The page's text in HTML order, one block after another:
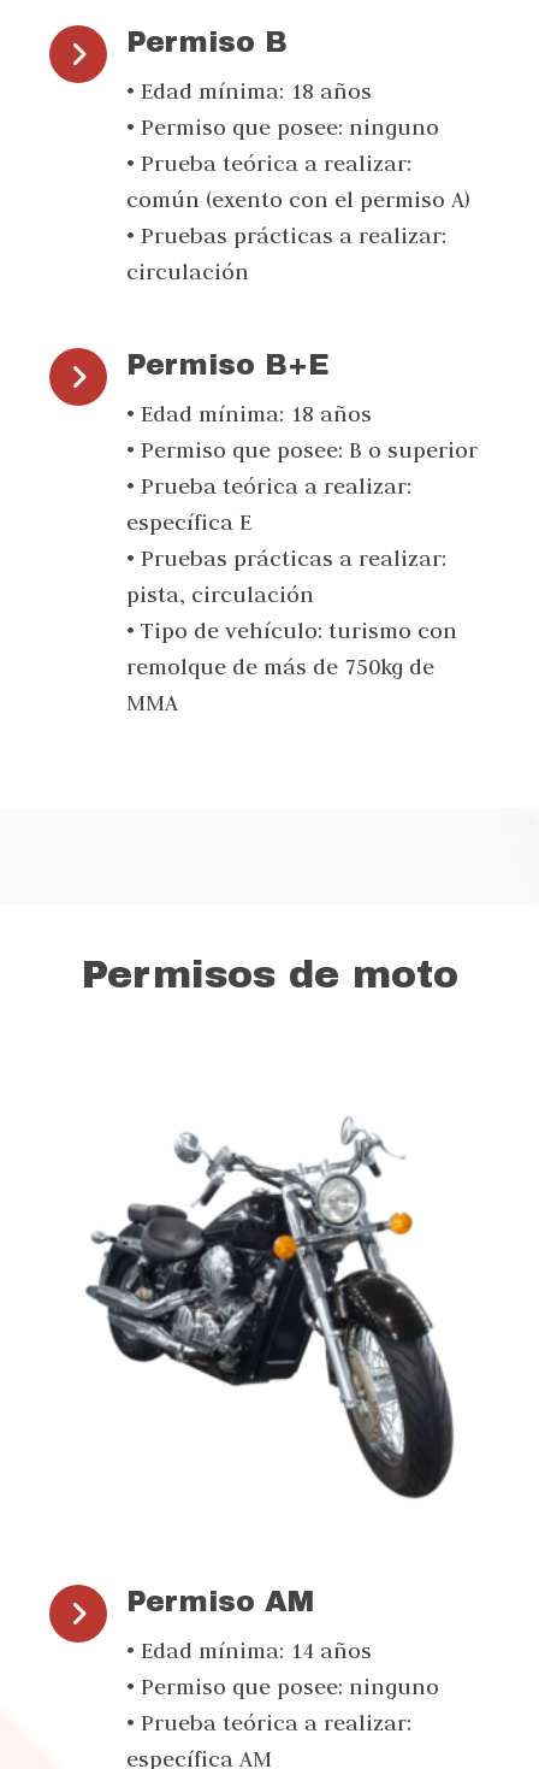
Permiso B
• Edad mínima: 18 años
• Permiso que posee: ninguno
• Prueba teórica a realizar:
común (exento con el permiso A)
• Pruebas prácticas a realizar:
circulación
Permiso B+E
• Edad mínima: 18 años
• Permiso que posee: B o superior
• Prueba teórica a realizar:
específica E
• Pruebas prácticas a realizar:
pista, circulación
• Tipo de vehículo: turismo con
remolque de más de 750kg de
MMA
Permisos de moto
Permiso AM
• Edad mínima: 14 años
• Permiso que posee: ninguno
• Prueba teórica a realizar:
específica AM